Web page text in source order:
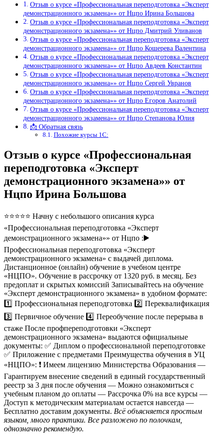
Отзыв о курсе «Профессиональная переподготовка «Эксперт
демонстрационного экзамена»» от Нцпо Ирина Большова
Отзыв о курсе «Профессиональная переподготовка «Эксперт
демонстрационного экзамена»» от Нцпо Дмитрий Уливанов
Отзыв о курсе «Профессиональная переподготовка «Эксперт
демонстрационного экзамена»» от Нцпо Кошерева Валентина
Отзыв о курсе «Профессиональная переподготовка «Эксперт
демонстрационного экзамена»» от Нцпо Авдеев Константин
Отзыв о курсе «Профессиональная переподготовка «Эксперт
демонстрационного экзамена»» от Нцпо Сергей Увранов
Отзыв о курсе «Профессиональная переподготовка «Эксперт
демонстрационного экзамена»» от Нцпо Егоров Анатолий
Отзыв о курсе «Профессиональная переподготовка «Эксперт
демонстрационного экзамена»» от Нцпо Степанова Юлия
📩 Обратная связь
Похожие курсы 1С:
Отзыв о курсе «Профессиональная
переподготовка «Эксперт
демонстрационного экзамена»» от
Нцпо Ирина Большова
⭐⭐⭐⭐⭐ Начну с небольшого описания курса
«Профессиональная переподготовка «Эксперт
демонстрационного экзамена»» от Нцпо :▶️
Профессиональная переподготовка «Эксперт
демонстрационного экзамена» с выдачей диплома.
Дистанционное (онлайн) обучение в учебном центре
«НЦПО». Обучение в рассрочку от 1320 руб. в месяц. Без
предоплат и скрытых комиссий Записывайтесь на обучение
«Эксперт демонстрационного экзамена» в удобном формате:
1️⃣ Профессиональная переподготовка 2️⃣ Переквалификация
3️⃣ Первичное обучение 4️⃣ Переобучение после перерыва в
стаже После профпереподготовки «Эксперт
демонстрационного экзамена» выдаются официальные
документы: ✅ Диплом о профессиональной переподготовке
✅ Приложение с предметами Преимущества обучения в УЦ
«НЦПО»: ❗️ Имеем лицензию Министерства Образования —
Гарантируем внесение сведений в единый государственный
реестр за 3 дня после обучения — Можно ознакомиться с
учебным планом до оплаты — Рассрочка 0% на все курсы —
Доступ к методическим материалам остается навсегда —
Бесплатно доставим документы. Всё объясняется простым
языком, много практики. Все разложено по полочкам,
однозначно рекомендую.